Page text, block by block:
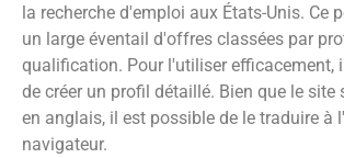
la recherche d'emploi aux États-Unis. Ce
un large éventail d'offres classées par
qualification. Pour l'utiliser efficacement,
de créer un profil détaillé. Bien que le
en anglais, il est possible de le traduire à
navigateur.